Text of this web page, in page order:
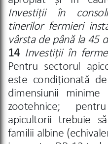
Investiții în
tinerilor fermieri
vârsta de până la 45
14 Investiții în
Pentru sectorul
este condiționată
dimensiunii minime
zootehnice;
apicultorii trebuie
familii albine